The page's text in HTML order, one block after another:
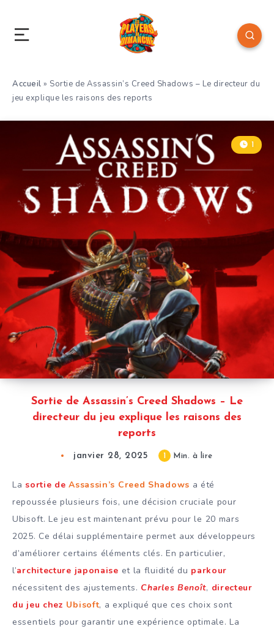
Accueil » Sortie de Assassin’s Creed Shadows – Le directeur du
jeu explique les raisons des reports
Sortie de Assassin’s Creed Shadows – Le
directeur du jeu explique les raisons des
reports
1
janvier 28, 2025 1 Min. à lire
Lasortie de Assassin’s Creed Shadows a été
repoussée plusieurs fois, une décision cruciale pour
Ubisoft. Le jeu est maintenant prévu pour le 20 mars
2025. Ce délai supplémentaire permet aux développeurs
d’améliorer certains éléments clés. En particulier,
l’architecture japonaise et la fluidité du parkour
nécessitent des ajustements. Charles Benoît, directeur
du jeu chez Ubisoft, a expliqué que ces choix sont
essentiels pour garantir une expérience optimale. La